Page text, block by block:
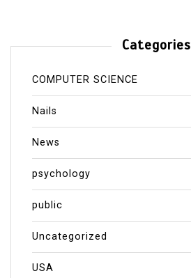
Categories
COMPUTER SCIENCE
Nails
News
psychology
public
Uncategorized
USA